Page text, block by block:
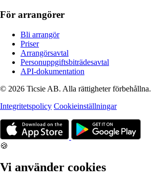
För arrangörer
Bli arrangör
Priser
Arrangörsavtal
Personuppgiftsbiträdesavtal
API-dokumentation
© 2026 Ticsie AB. Alla rättigheter förbehållna.
Integritetspolicy Cookieinställningar
🍪
Vi använder cookies